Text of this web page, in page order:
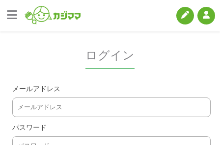
ログイン
メールアドレス
パスワード